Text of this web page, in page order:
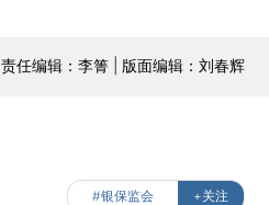
责任编辑：李箐 | 版面编辑：刘春辉
#银保监会 +关注